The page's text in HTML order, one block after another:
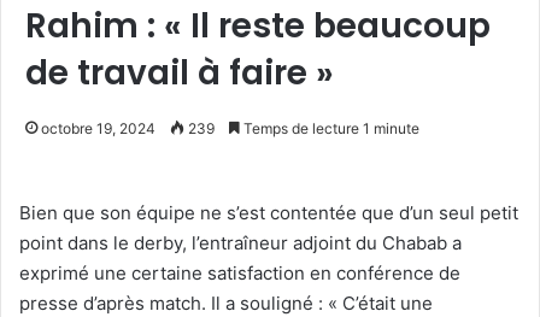
Rahim : « Il reste beaucoup
de travail à faire »
octobre 19, 2024 239 Temps de lecture 1 minute
Bien que son équipe ne s’est contentée que d’un seul petit
point dans le derby, l’entraîneur adjoint du Chabab a
exprimé une certaine satisfaction en conférence de
presse d’après match. Il a souligné : « C’était une